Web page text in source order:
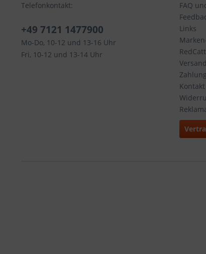
Telefonkontakt:
+49 7121 1477900
Mo-Do, 10-12 und 13-16 Uhr
Fri, 10-12 und 13-14 Uhr
FAQ
Links
Kontakt